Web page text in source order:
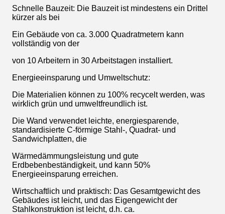
Schnelle Bauzeit: Die Bauzeit ist mindestens ein Drittel
kürzer als bei
Ein Gebäude von ca. 3.000 Quadratmetern kann
vollständig von der
von 10 Arbeitern in 30 Arbeitstagen installiert.
Energieeinsparung und Umweltschutz:
Die Materialien können zu 100% recycelt werden, was
wirklich grün und umweltfreundlich ist.
Die Wand verwendet leichte, energiesparende,
standardisierte C-förmige Stahl-, Quadrat- und
Sandwichplatten, die
Wärmedämmungsleistung und gute
Erdbebenbeständigkeit, und kann 50%
Energieeinsparung erreichen.
Wirtschaftlich und praktisch: Das Gesamtgewicht des
Gebäudes ist leicht, und das Eigengewicht der
Stahlkonstruktion ist leicht, d.h. ca.